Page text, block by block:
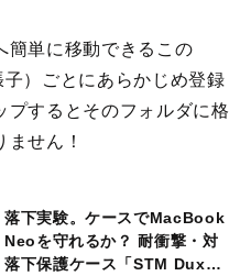
簡単に移動できるこの
）ごとにあらかじめ登録
プするとそのフォルダに格
せん！
落下実験。ケースでMacBook
Neoを守れるか？ 耐衝撃・対
落下保護ケース「STM Dux